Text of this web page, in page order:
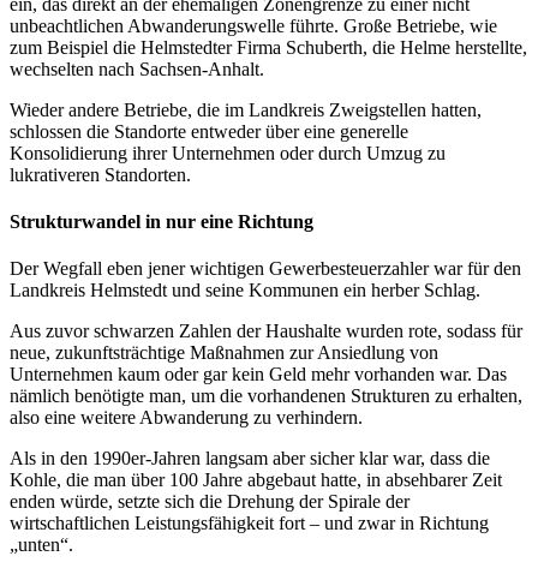
unbeachtlichen Abwanderungswelle führte. Große Betriebe, wie
zum Beispiel die Helmstedter Firma Schuberth, die Helme herstellte,
wechselten nach Sachsen-Anhalt.
Wieder andere Betriebe, die im Landkreis Zweigstellen hatten,
schlossen die Standorte entweder über eine generelle
Konsolidierung ihrer Unternehmen oder durch Umzug zu
lukrativeren Standorten.
Strukturwandel in nur eine Richtung
Der Wegfall eben jener wichtigen Gewerbesteuerzahler war für den
Landkreis Helmstedt und seine Kommunen ein herber Schlag.
Aus zuvor schwarzen Zahlen der Haushalte wurden rote, sodass für
neue, zukunftsträchtige Maßnahmen zur Ansiedlung von
Unternehmen kaum oder gar kein Geld mehr vorhanden war. Das
nämlich benötigte man, um die vorhandenen Strukturen zu erhalten,
also eine weitere Abwanderung zu verhindern.
Als in den 1990er-Jahren langsam aber sicher klar war, dass die
Kohle, die man über 100 Jahre abgebaut hatte, in absehbarer Zeit
enden würde, setzte sich die Drehung der Spirale der
wirtschaftlichen Leistungsfähigkeit fort – und zwar in Richtung
„unten“.